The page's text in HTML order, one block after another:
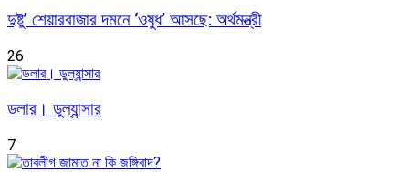
দুষ্টু’ শেয়ারবাজার দমনে ‘ওষুধ’ আসছে: অর্থমন্ত্রী
26
ডলার। ডুল্যান্সার
7